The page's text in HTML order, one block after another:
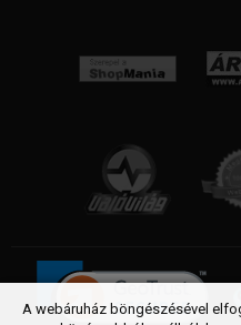
A webáruház böngészésével